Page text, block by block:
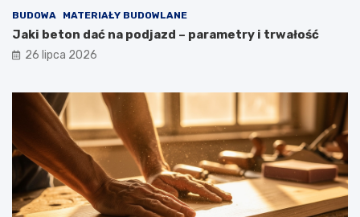
BUDOWA MATERIAŁY BUDOWLANE
Jaki beton dać na podjazd – parametry i trwałość
26 lipca 2026